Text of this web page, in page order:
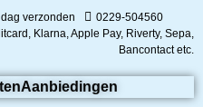
verzonden
0229-504560
Klarna, Apple Pay, Riverty, Sepa,
Bancontact etc.
Aanbiedingen